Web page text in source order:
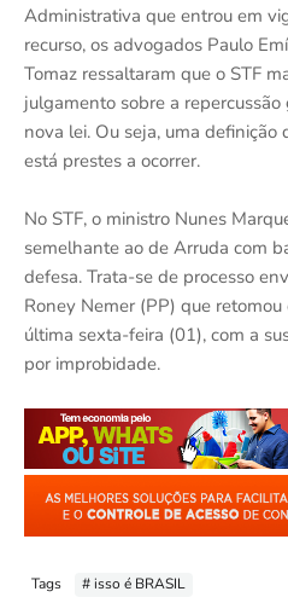
Administrativa que entrou em
recurso, os advogados Paulo
Tomaz ressaltaram que o STF
julgamento sobre a
nova lei. Ou seja, uma
está prestes a ocorrer.
No STF, o ministro Nunes
semelhante ao de Arruda com
defesa. Trata-se de processo
Roney Nemer (PP) que
última sexta-feira (01), com a
por improbidade.
Tags # isso é BRASIL